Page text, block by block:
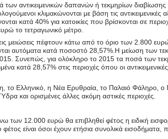
αντικειμενικών δαπανών ή τεκμηρίων διαβίωσης
κλιμακώνονται με βάση τις αντικειμενικές
κατά 40% για κατοικίες που βρίσκονται σε
το τετραγωνικό μέτρο.
τις μειώσεις πέφτουν κάτω από το όριο των 2.800
αυτόματα κατά ποσοστό 28,57%.Η μείωση των
Συνεπώς, για ολόκληρο το 2015 τα ποσά των
κατά 28,57% στις περιοχές όπου οι
το Ελληνικό, η Νέα Ερυθραία, το Παλαιό Φάληρο, ο
και ορισμένες άλλες ακόμη αστικές περιοχές.
των 12.000 ευρώ θα επιβληθεί φέτος η ειδική
είναι όσοι έχουν ετήσια συνολικά εισοδήματα,